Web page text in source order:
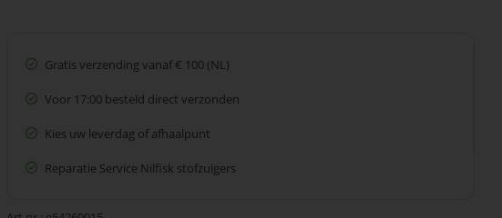
Gratis verzending vanaf € 100 (NL)
Voor 17:00 besteld direct verzonden
Kies uw leverdag of afhaalpunt
Reparatie Service Nilfisk stofzuigers